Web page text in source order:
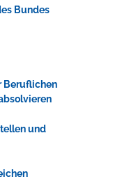
Bundes
Beruflichen
und